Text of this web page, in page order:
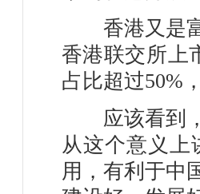
香港又是富
香港联交所上
占比超过50%
应该看到，
从这个意义上
用，有利于中